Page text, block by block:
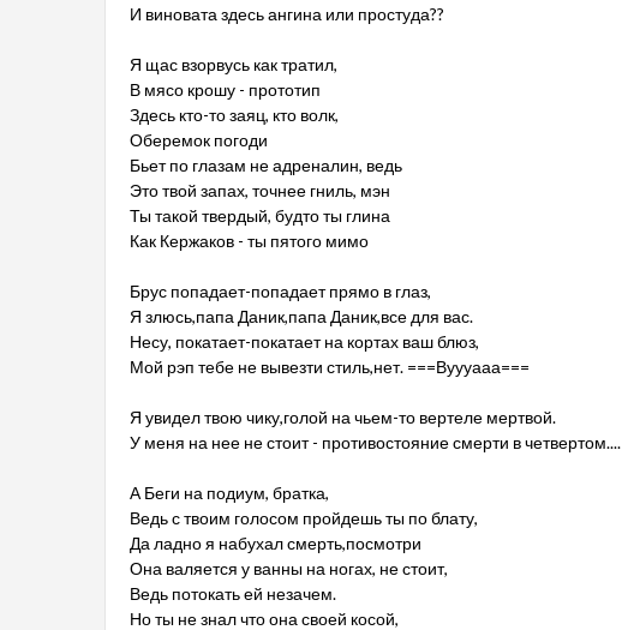
И виновата здесь ангина или простуда??
Я щас взорвусь как тратил,
В мясо крошу - прототип
Здесь кто-то заяц, кто волк,
Оберемок погоди
Бьет по глазам не адреналин, ведь
Это твой запах, точнее гниль, мэн
Ты такой твердый, будто ты глина
Как Кержаков - ты пятого мимо
Брус попадает-попадает прямо в глаз,
Я злюсь,папа Даник,папа Даник,все для вас.
Несу, покатает-покатает на кортах ваш блюз,
Мой рэп тебе не вывезти стиль,нет. ===Вуууааа===
Я увидел твою чику,голой на чьем-то вертеле мертвой.
У меня на нее не стоит - противостояние смерти в четвертом....
А Беги на подиум, братка,
Ведь с твоим голосом пройдешь ты по блату,
Да ладно я набухал смерть,посмотри
Она валяется у ванны на ногах, не стоит,
Ведь потокать ей незачем.
Но ты не знал что она своей косой,